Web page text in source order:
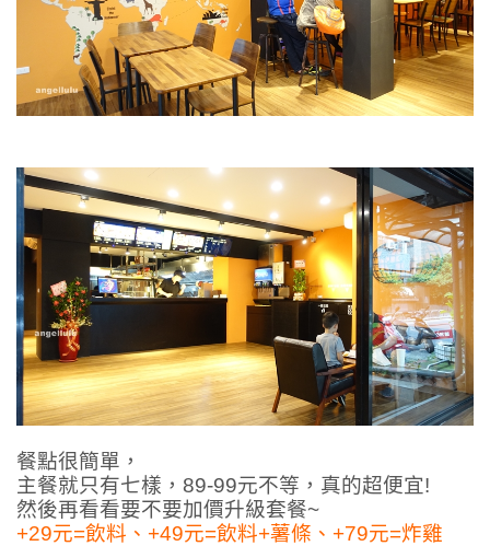
餐點很簡單，
主餐就只有七樣，89-99元不等，真的超便宜!
然後再看看要不要加價升級套餐~
+29元=飲料、+49元=飲料+薯條、+79元=炸雞